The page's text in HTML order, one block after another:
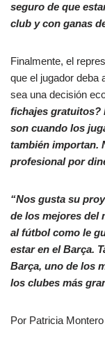
seguro de que
club y con ganas
Finalmente, el
que el jugador deba
sea una decisión
fichajes gratuitos?
son cuando los
también importan.
profesional por
“Nos gusta su
de los mejores del
al fútbol como le
estar en el Barça.
Barça, uno de los
los clubes más
Por Patricia Montero